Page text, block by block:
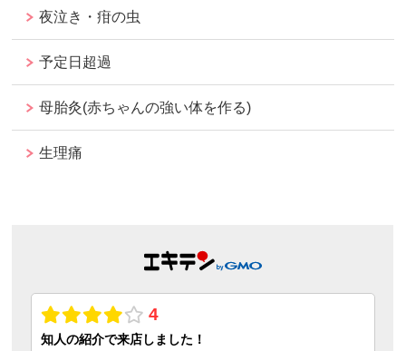
夜泣き・疳の虫
予定日超過
母胎灸(赤ちゃんの強い体を作る)
生理痛